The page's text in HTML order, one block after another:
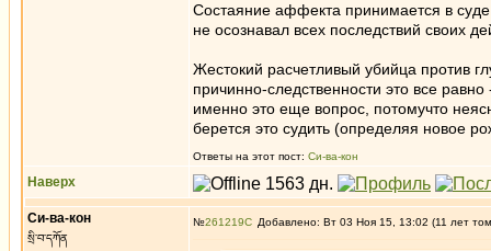
Состаяние аффекта принимается в
не осознавал всех последствий своих
Жестокий расчетливый убийца против
причинно-следственности это все
именно это еще вопрос, потомучто
берется это судить (определяя новое
Ответы на этот пост: Си-ва-кон
Наверх
Си-ва-кон
སྲི་བ་དཀོན
№261219 Добавлено: Вт 03 Ноя 15, 13:02 (11 лет